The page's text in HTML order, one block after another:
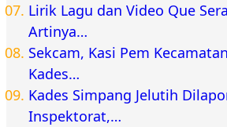
Lirik Lagu dan Video Que
Artinya…
Sekcam, Kasi Pem
Kades…
Kades Simpang Jelutih
Inspektorat,…